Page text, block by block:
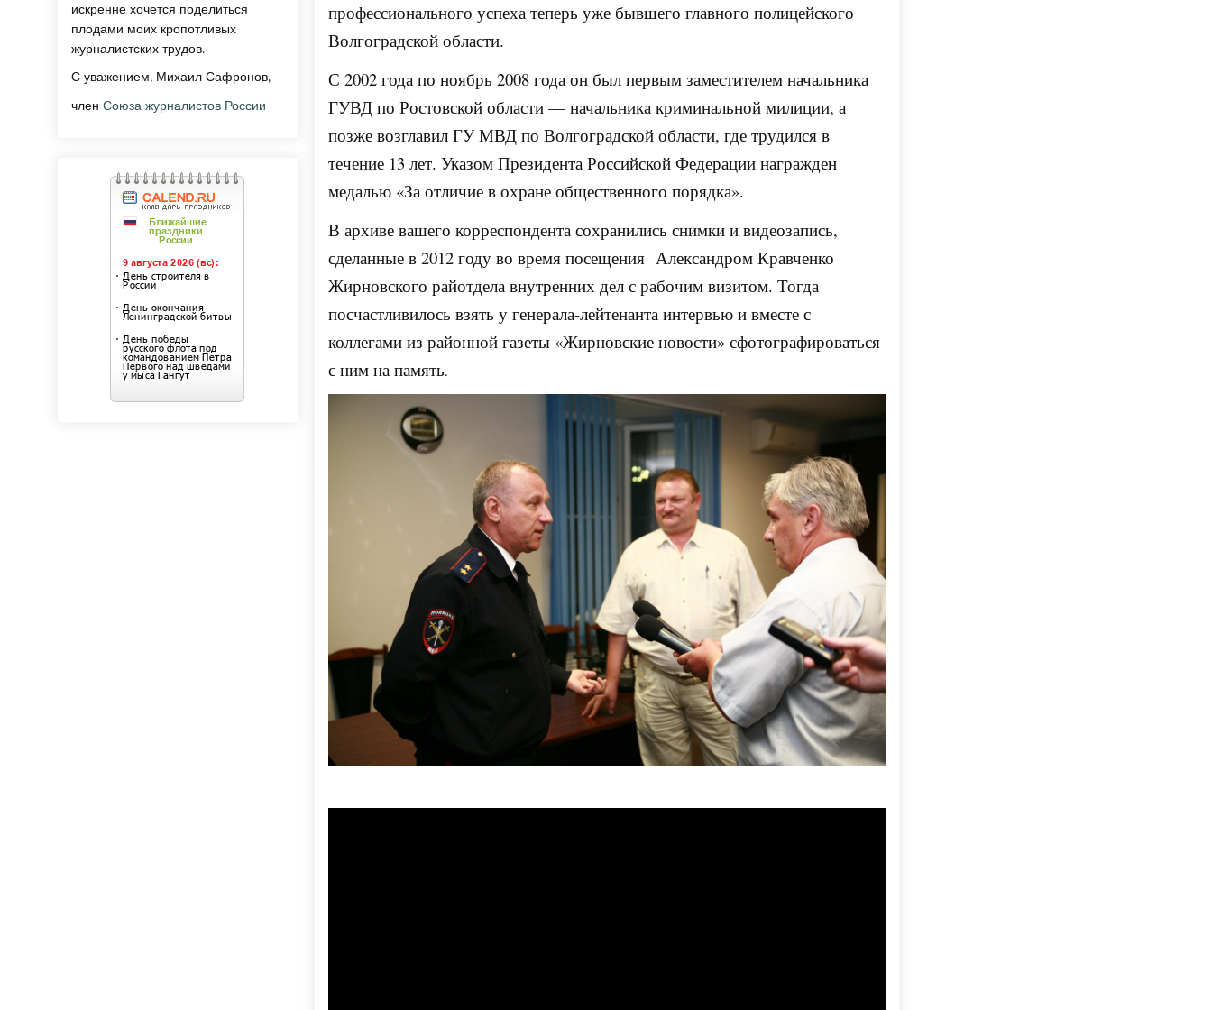
профессионального успеха теперь уже бывшего главного полицейского
Волгоградской области.
С 2002 года по ноябрь 2008 года он был первым заместителем начальника
ГУВД по Ростовской области — начальника криминальной милиции, а
позже возглавил ГУ МВД по Волгоградской области, где трудился в
течение 13 лет. Указом Президента Российской Федерации награжден
медалью «За отличие в охране общественного порядка».
В архиве вашего корреспондента сохранились снимки и видеозапись,
сделанные в 2012 году во время посещения Александром Кравченко
Жирновского райотдела внутренних дел с рабочим визитом. Тогда
посчастливилось взять у генерала-лейтенанта интервью и вместе с
коллегами из районной газеты «Жирновские новости» сфотографироваться
с ним на память.
искренне хочется поделиться
плодами моих кропотливых
журналистских трудов.
С уважением, Михаил Сафронов,
членСоюза журналистов России